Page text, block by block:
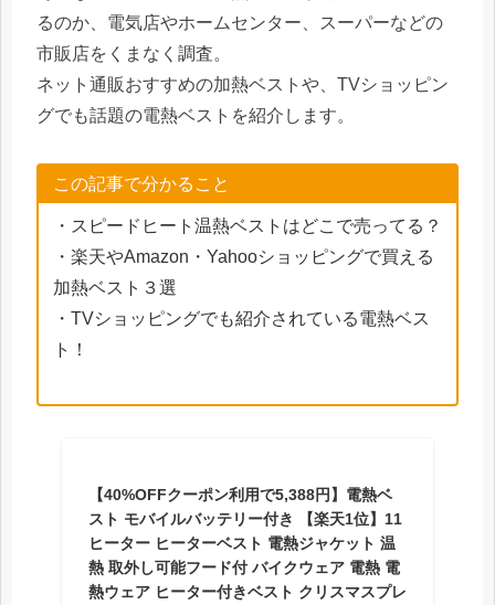
るのか、電気店やホームセンター、スーパーなどの
市販店をくまなく調査。
ネット通販おすすめの加熱ベストや、TVショッピン
グでも話題の電熱ベストを紹介します。
この記事で分かること
・スピードヒート温熱ベストはどこで売ってる？
・楽天やAmazon・Yahooショッピングで買える
加熱ベスト３選
・TVショッピングでも紹介されている電熱ベス
ト！
【40%OFFクーポン利用で5,388円】電熱ベ
スト モバイルバッテリー付き 【楽天1位】11
ヒーター ヒーターベスト 電熱ジャケット 温
熱 取外し可能フード付 バイクウェア 電熱 電
熱ウェア ヒーター付きベスト クリスマスプレ